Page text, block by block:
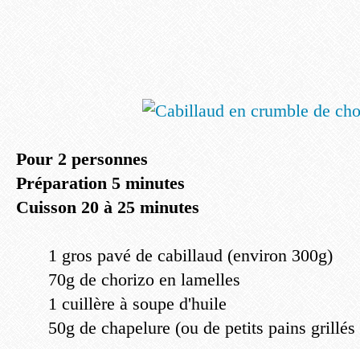
Pour 2 personnes
Préparation 5 minutes
Cuisson 20 à 25 minutes
1 gros pavé de cabillaud (environ 300g)
70g de chorizo en lamelles
1 cuillère à soupe d'huile
50g de chapelure (ou de petits pains